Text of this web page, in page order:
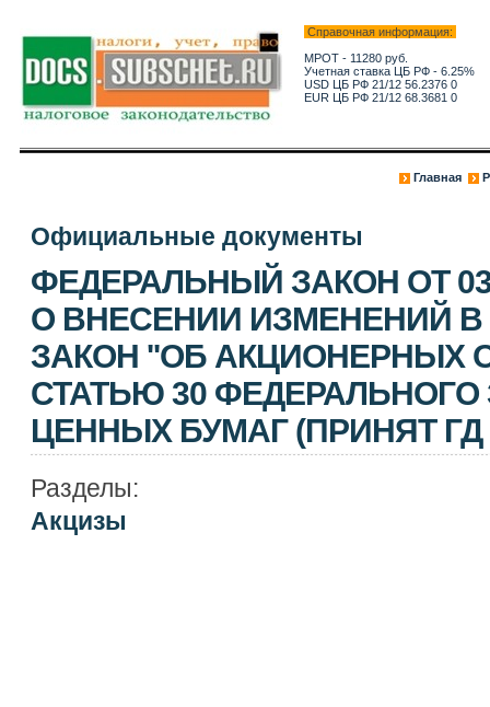
Справочная информация:
МРОТ - 11280 руб.
Учетная ставка ЦБ РФ - 6.25%
USD ЦБ РФ 21/12 56.2376 0
EUR ЦБ РФ 21/12 68.3681 0
Главная
Официальные документы
ФЕДЕРАЛЬНЫЙ ЗАКОН ОТ
О ВНЕСЕНИИ ИЗМЕНЕНИЙ
ЗАКОН ''ОБ АКЦИОНЕРНЫХ
СТАТЬЮ 30
ЦЕННЫХ БУМАГ (ПРИНЯТ ГД
Разделы:
Акцизы